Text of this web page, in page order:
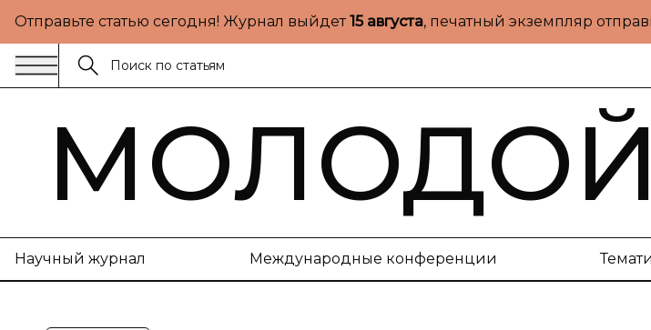
Отправьте статью сегодня! Журнал выйдет15 августа, печатный экземпляр
Научный журнал Международные конференции